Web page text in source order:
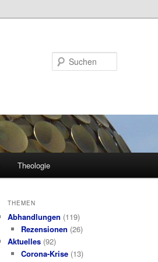
Theologie
THEMEN
Abhandlungen (119)
Rezensionen (26)
Aktuelles (92)
Corona-Krise(13)